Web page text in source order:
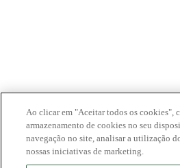
Ao clicar em "Aceitar todos os cookies",
armazenamento de cookies no seu
navegação no site, analisar a utilização
nossas iniciativas de marketing.